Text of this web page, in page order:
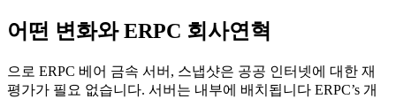
어떤 변화와 ERPC 회사연혁
으로 ERPC 베어 금속 서버, 스냅샷은 공공 인터넷에 대한 재
평가가 필요 없습니다. 서버는 내부에 배치됩니다 ERPC’s 개